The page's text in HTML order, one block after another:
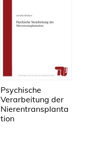
Psychische
Verarbeitung der
Nierentransplanta
tion